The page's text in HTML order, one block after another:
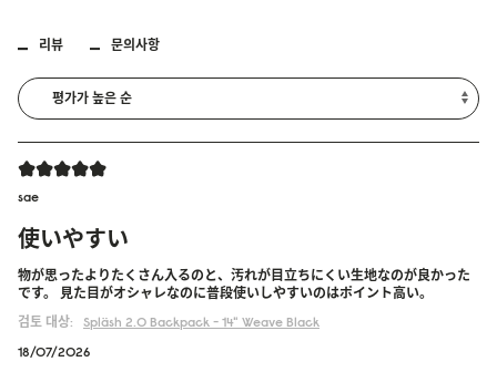
리뷰 문의사항
sae
使いやすい
物が思ったよりたくさん入るのと、汚れが目立ちにくい生地なのが良かった
です。 見た目がオシャレなのに普段使いしやすいのはポイント高い。
검토 대상:
Spläsh 2.0 Backpack - 14" Weave Black
18/07/2026